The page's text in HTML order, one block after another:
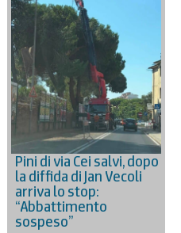
Pini di via Cei salvi, dopo
la diffida di Jan Vecoli
arriva lo stop:
“Abbattimento
sospeso”